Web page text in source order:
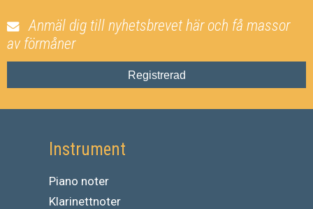
Anmäl dig till nyhetsbrevet här och få massor
av förmåner
Registrerad
Instrument
Piano noter
Klarinettnoter